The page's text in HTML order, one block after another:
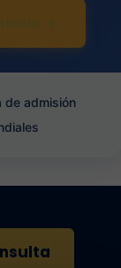
de admisión